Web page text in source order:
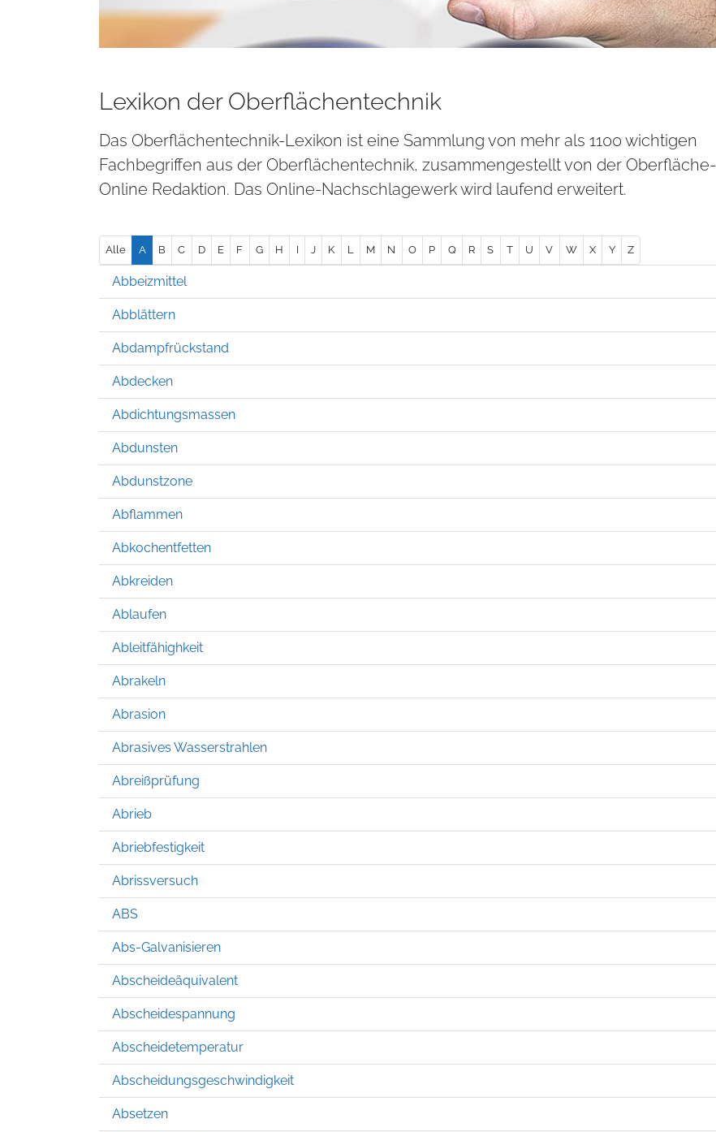
Lexikon der Oberflächentechnik
Das Oberflächentechnik-Lexikon ist eine Sammlung von mehr als 1100 wichtigen
Fachbegriffen aus der Oberflächentechnik, zusammengestellt von der Oberfläche-
Online Redaktion. Das Online-Nachschlagewerk wird laufend erweitert.
Alle A B C D E F G H I J K L M N O P Q R S T U V W X Y Z
Abbeizmittel
Abblättern
Abdampfrückstand
Abdecken
Abdichtungsmassen
Abdunsten
Abdunstzone
Abflammen
Abkochentfetten
Abkreiden
Ablaufen
Ableitfähighkeit
Abrakeln
Abrasion
Abrasives Wasserstrahlen
Abreißprüfung
Abrieb
Abriebfestigkeit
Abrissversuch
ABS
Abs-Galvanisieren
Abscheideäquivalent
Abscheidespannung
Abscheidetemperatur
Abscheidungsgeschwindigkeit
Absetzen